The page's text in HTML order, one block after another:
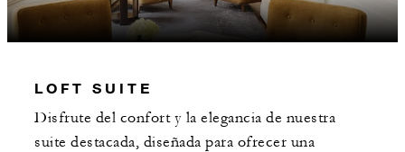
LOFT SUITE
Disfrute del confort y la elegancia de nuestra
suite destacada, diseñada para ofrecer una